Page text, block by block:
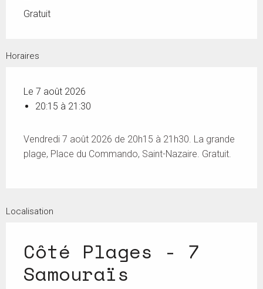
Gratuit
Horaires
Le 7 août 2026
20:15 à 21:30
Vendredi 7 août 2026 de 20h15 à 21h30. La grande
plage, Place du Commando, Saint-Nazaire. Gratuit.
Localisation
Côté Plages - 7
Samouraïs